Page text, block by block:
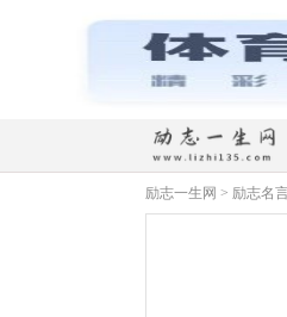
励志一生网 > 励志名